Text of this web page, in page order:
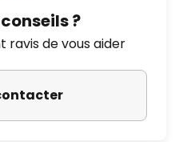
?
ravis de vous aider